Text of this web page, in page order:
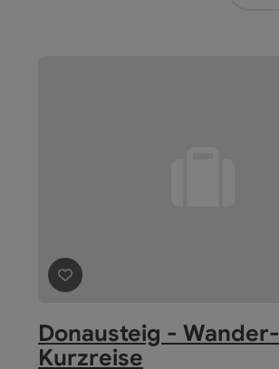
Beitrag merken
Donausteig - Wander-
Kurzreise